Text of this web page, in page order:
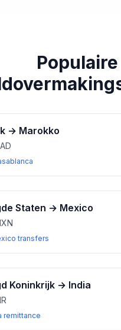
Populaire
→ Marokko
Staten → Mexico
transfers
Koninkrijk → India
remittance